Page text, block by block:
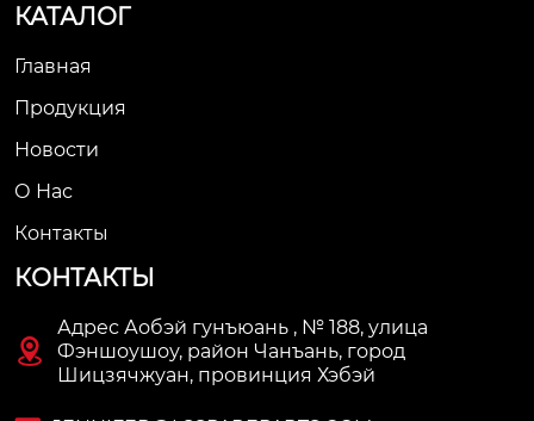
КАТАЛОГ
Главная
Продукция
Новости
О Нас
Контакты
КОНТАКТЫ

Адрес Аобэй гунъюань , № 188, улица
Фэншоушоу, район Чанъань, город
Шицзячжуан, провинция Хэбэй